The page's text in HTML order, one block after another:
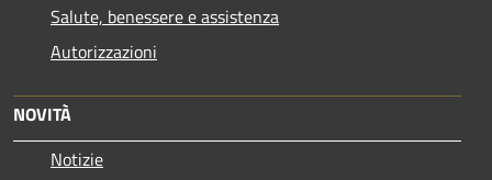
Salute, benessere e assistenza
Autorizzazioni
NOVITÀ
Notizie